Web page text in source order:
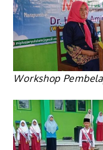
Workshop